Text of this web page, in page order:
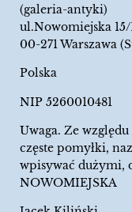
(galeria-antyki)
ul.Nowomiejska 15/
00-271 Warszawa
Polska
NIP 5260010481
Uwaga. Ze
częste pomyłki,
wpisywać dużymi,
NOWOMIEJSKA